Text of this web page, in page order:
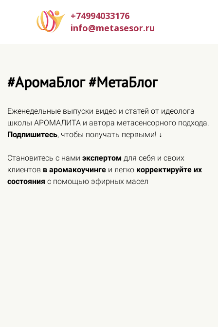
+74994033176
info@metasesor.ru
#АромаБлог #МетаБлог
Еженедельные выпуски видео и статей от идеолога
школы АРОМАЛИТА и автора метасенсорного подхода.
Подпишитесь, чтобы получать первыми! ↓
Становитесь с нами экспертом для себя и своих
клиентов в аромакоучинге и легко корректируйте их
состояния с помощью эфирных масел